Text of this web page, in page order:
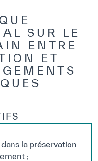
SUR LE
ENTRE
ET
la préservation
;